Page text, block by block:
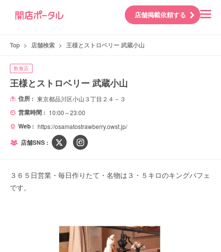
店舗掲載依頼する
Top > 店舗検索 > 王様とストロベリー 武蔵小山
飲食店
王様とストロベリー 武蔵小山
住所 : 東京都品川区小山３丁目２４－３
営業時間 : 10:00～23:00
Web : https://osamatostrawberry.owst.jp/
店舗SNS :
３６５日営業・毎日作りたて・名物は３・５キロのキングパフェ
です。